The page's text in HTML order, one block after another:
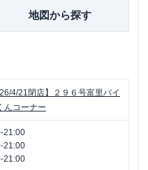
地図から探す
4/21閉店】２９６号富里バイ
んコーナー
21:00
21:00
21:00